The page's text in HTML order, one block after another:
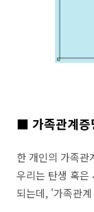
■ 가족관계증
한 개인의 가족관
우리는 탄생 혹은
되는데, '가족관